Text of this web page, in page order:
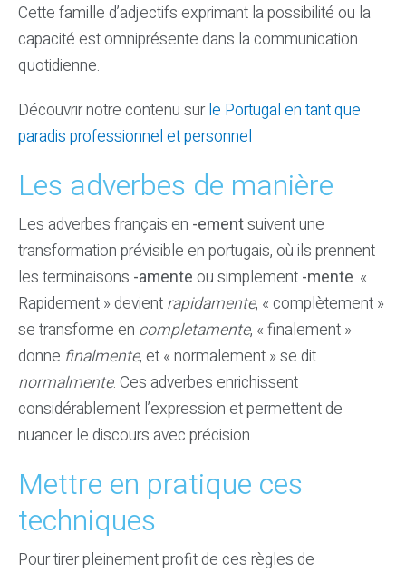
Cette famille d’adjectifs exprimant la possibilité ou la
capacité est omniprésente dans la communication
quotidienne.
Découvrir notre contenu surle Portugal en tant que
paradis professionnel et personnel
Les adverbes de manière
Les adverbes français en -ementsuivent une
transformation prévisible en portugais, où ils prennent
les terminaisons -amente ou simplement -mente. «
Rapidement » devient rapidamente, « complètement »
se transforme en completamente, « finalement »
donne finalmente, et « normalement » se dit
normalmente. Ces adverbes enrichissent
considérablement l’expression et permettent de
nuancer le discours avec précision.
Mettre en pratique ces
techniques
Pour tirer pleinement profit de ces règles de